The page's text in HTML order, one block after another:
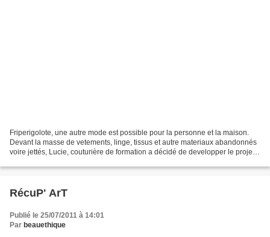
Friperigolote, une autre mode est possible pour la personne et la maison.
Devant la masse de vetements, linge, tissus et autre materiaux abandonnés
voire jettés, Lucie, couturière de formation a décidé de developper le projet
RécuP' ArT
Publié le 25/07/2011 à 14:01
Par beauethique